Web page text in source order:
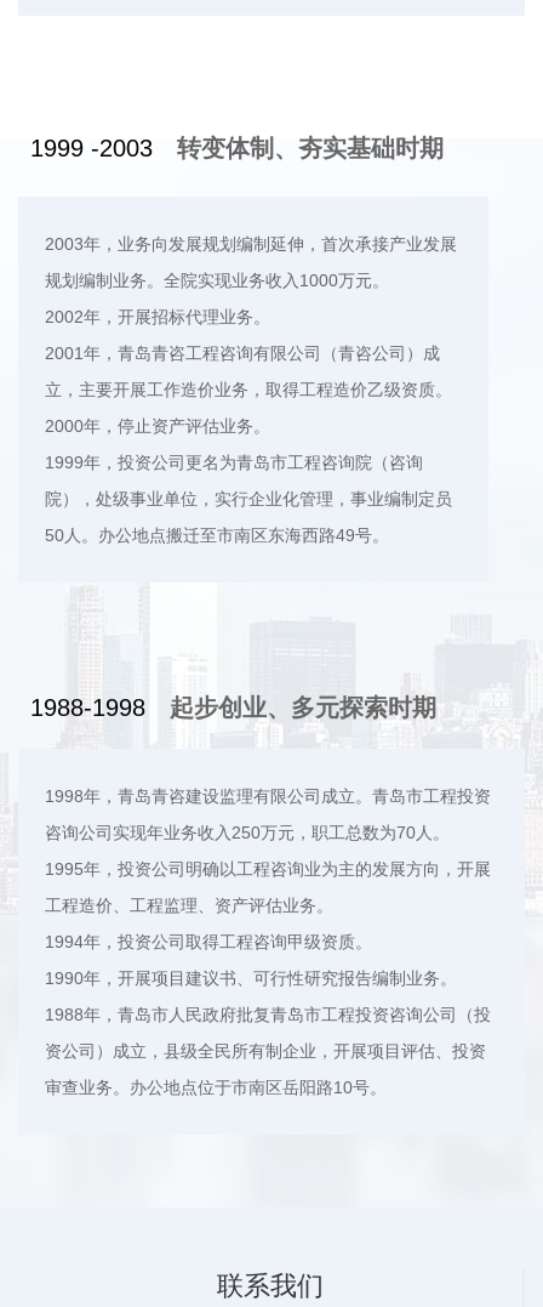
1999 -2003 转变体制、夯实基础时期
2003年，业务向发展规划编制延伸，首次承接产业发展
规划编制业务。全院实现业务收入1000万元。
2002年，开展招标代理业务。
2001年，青岛青咨工程咨询有限公司（青咨公司）成
立，主要开展工作造价业务，取得工程造价乙级资质。
2000年，停止资产评估业务。
1999年，投资公司更名为青岛市工程咨询院（咨询
院），处级事业单位，实行企业化管理，事业编制定员
50人。办公地点搬迁至市南区东海西路49号。
1988-1998 起步创业、多元探索时期
1998年，青岛青咨建设监理有限公司成立。青岛市工程投资
咨询公司实现年业务收入250万元，职工总数为70人。
1995年，投资公司明确以工程咨询业为主的发展方向，开展
工程造价、工程监理、资产评估业务。
1994年，投资公司取得工程咨询甲级资质。
1990年，开展项目建议书、可行性研究报告编制业务。
1988年，青岛市人民政府批复青岛市工程投资咨询公司（投
资公司）成立，县级全民所有制企业，开展项目评估、投资
审查业务。办公地点位于市南区岳阳路10号。
联系我们